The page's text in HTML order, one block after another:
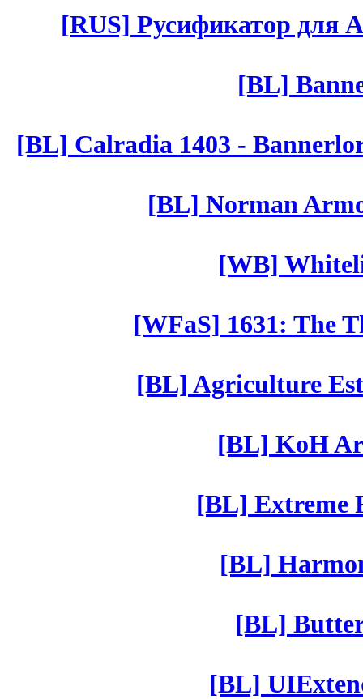
[RUS] Русификатор для
[BL]
[BL] Calradia 1403 -
[BL] Norman
[WB]
[WFaS] 1631: The
[BL] Agriculture
[BL] KoH
[BL] Extreme
[BL]
[BL]
[BL]